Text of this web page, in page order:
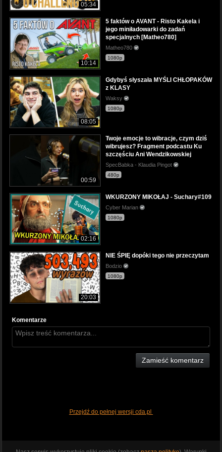
05:34
10:14
5 faktów o AVANT - Risto Kakela i
jego miniładowarki do zadań
specjalnych [Matheo780]
Matheo780
1080p
08:05
Gdybyś słyszała MYŚLI CHŁOPAKÓW
z KLASY
Waksy
1080p
00:59
Twoje emocje to wibracje, czym dziś
wibrujesz? Fragment podcastu Ku
szczęściu Ani Wendzikowskiej
SpecBabka - Klaudia Pingot
480p
02:16
WKURZONY MIKOŁAJ - Suchary#109
Cyber Marian
1080p
20:03
NIE ŚPIĘ dopóki tego nie przeczytam
Bodzio
1080p
Komentarze
Zamieść komentarz
Przejdź do pełnej wersji cda.pl